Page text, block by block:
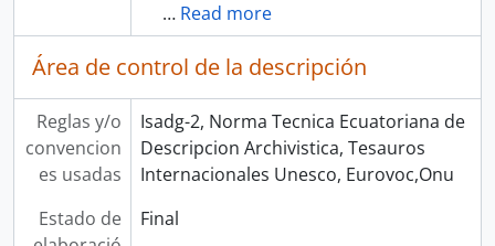
… Read more
Área de control de la descripción
Reglas y/o
convencion
es usadas
Isadg-2, Norma Tecnica Ecuatoriana de
Descripcion Archivistica, Tesauros
Internacionales Unesco, Eurovoc,Onu
Estado de
Final